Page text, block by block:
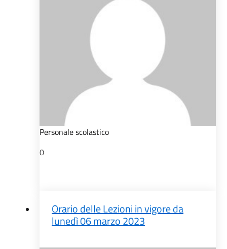
Personale scolastico
0
Orario delle Lezioni in vigore da
lunedì 06 marzo 2023